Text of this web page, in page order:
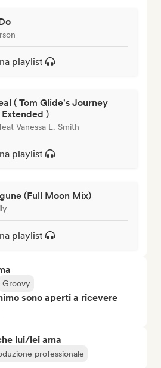
playlist
( Tom Glide's Journey
)
Vanessa L. Smith
playlist
(Full Moon Mix)
playlist
Groovy
sono aperti a ricevere
lui/lei ama
professionale